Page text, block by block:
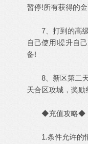
暂停!所有获得的
7、打到的高级
自己使用!提升自
备!
8、新区第二天
天合区攻城，奖
◆充值攻略◆
1.条件允许的情